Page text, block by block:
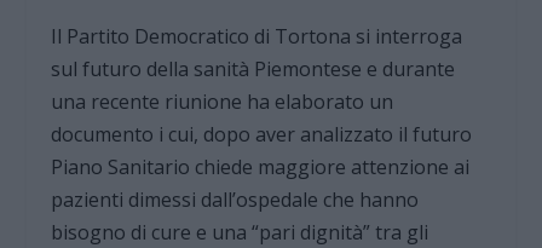
Il Partito Democratico di Tortona si interroga
sul futuro della sanità Piemontese e durante
una recente riunione ha elaborato un
documento i cui, dopo aver analizzato il futuro
Piano Sanitario chiede maggiore attenzione ai
pazienti dimessi dall’ospedale che hanno
bisogno di cure e una “pari dignità” tra gli